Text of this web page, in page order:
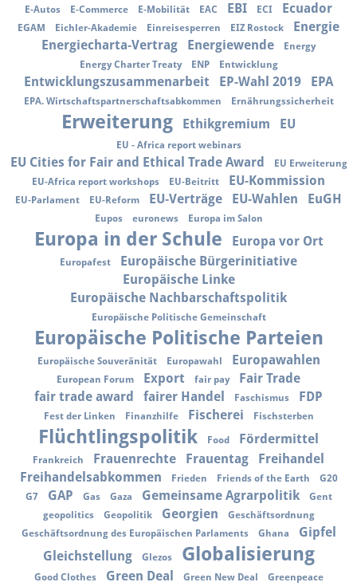
E-Autos
E-Commerce E-Mobilität EAC EBI ECI Ecuador
EGAM Eichler-Akademie Einreisesperren EIZ Rostock
Energie
Energiecharta-Vertrag
Energiewende
Energy
Energy Charter Treaty
ENP Entwicklung
Entwicklungszusammenarbeit EP-Wahl 2019 EPA
EPA. Wirtschaftspartnerschaftsabkommen Ernährungssicherheit
Erweiterung Ethikgremium EU
EU - Africa report webinars
EU Cities for Fair and Ethical Trade Award
EU Erweiterung
EU-Africa report workshops
EU-Beitritt EU-Kommission
EU-Parlament EU-Reform EU-Verträge EU-Wahlen EuGH
Eupos euronews Europa im Salon
Europa in der Schule Europa vor Ort
Europafest
Europäische Bürgerinitiative
Europäische Linke
Europäische Nachbarschaftspolitik
Europäische Politische Gemeinschaft
Europäische Politische Parteien
Europäische Souveränität Europawahl Europawahlen
European Forum Export fair pay
Fair Trade
fair trade award
fairer Handel Faschismus FDP
Fest der Linken Finanzhilfe Fischerei Fischsterben
Flüchtlingspolitik Food Fördermittel
Frankreich Frauenrechte Frauentag
Freihandel
Freihandelsabkommen
Frieden Friends of the Earth
G20
G7
GAP Gas Gaza Gemeinsame Agrarpolitik
Gent
geopolitics
Geopolitik Georgien
Geschäftsordnung
Geschäftsordnung des Europäischen Parlaments
Ghana
Gipfel
Gleichstellung
Glezos Globalisierung
Good Clothes Green Deal Green New Deal Greenpeace